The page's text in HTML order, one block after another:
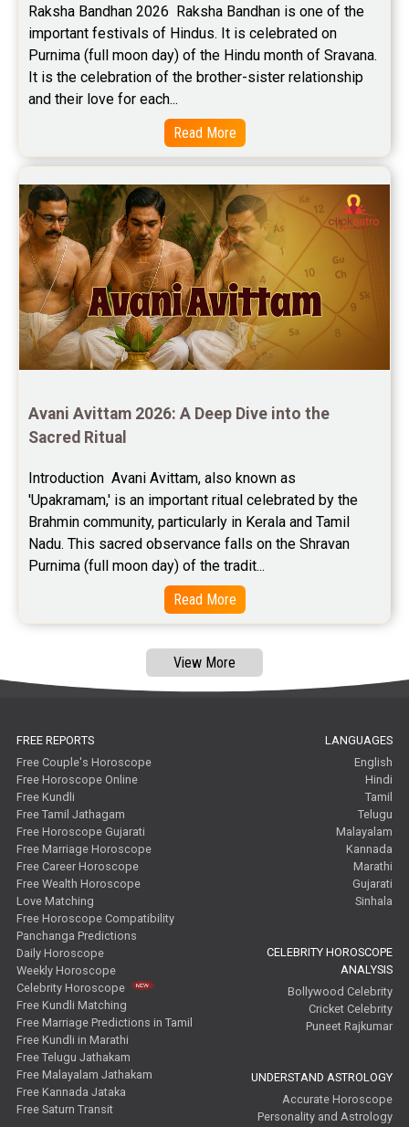
Rahu Ketu Transit Predictions Reviews
Jupiter Transit Predictions Reviews
Free Horoscope Reviews
Free Horoscope Compatibility Reviews
Free Career Horoscope Reviews
Stock Market Predictions Reviews
Free Wealth Horoscope Reviews
Free Marriage Horoscope Reviews
Free Star Horoscope Reviews
Baby Names Reviews
Free Chinese Compatibility Reviews
Free Feng Shui Reviews
Free Panchanga Predictions Reviews
Astrology Consultancy Reviews
Free Janam Kundali Reviews
Free Astrology Reviews
Raksha Bandhan 2026  Raksha Bandhan is one of the
important festivals of Hindus. It is celebrated on
Purnima (full moon day) of the Hindu month of Sravana.
It is the celebration of the brother-sister relationship
and their love for each...
Read More
Avani Avittam 2026: A Deep Dive into the
Sacred Ritual
Introduction  Avani Avittam, also known as
'Upakramam,' is an important ritual celebrated by the
Brahmin community, particularly in Kerala and Tamil
Nadu. This sacred observance falls on the Shravan
Purnima (full moon day) of the tradit...
Read More
View More
FREE REPORTS
Free Couple's Horoscope
Free Horoscope Online
Free Kundli
Free Tamil Jathagam
Free Horoscope Gujarati
Free Marriage Horoscope
Free Career Horoscope
Free Wealth Horoscope
Love Matching
Free Horoscope Compatibility
Panchanga Predictions
Daily Horoscope
Weekly Horoscope
Celebrity Horoscope
Free Kundli Matching
Free Marriage Predictions in Tamil
Free Kundli in Marathi
Free Telugu Jathakam
Free Malayalam Jathakam
Free Kannada Jataka
Free Saturn Transit
LANGUAGES
English
Hindi
Tamil
Telugu
Malayalam
Kannada
Marathi
Gujarati
Sinhala
CELEBRITY HOROSCOPE
ANALYSIS
Bollywood Celebrity
Cricket Celebrity
Puneet Rajkumar
UNDERSTAND ASTROLOGY
Accurate Horoscope
Personality and Astrology